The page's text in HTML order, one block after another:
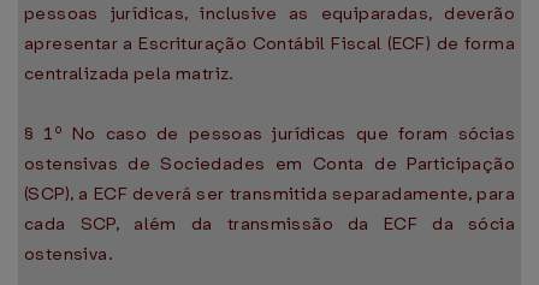
pessoas jurídicas, inclusive as equiparadas, deverão
apresentar a Escrituração Contábil Fiscal (ECF) de forma
centralizada pela matriz.
§ 1º No caso de pessoas jurídicas que foram sócias
ostensivas de Sociedades em Conta de Participação
(SCP), a ECF deverá ser transmitida separadamente, para
cada SCP, além da transmissão da ECF da sócia
ostensiva.